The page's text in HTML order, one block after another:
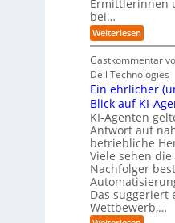
e
-
H
e
r
s
t
e
l
l
e
r
n
r
o
j
e
k
t
e
i
n
d
e
r
I
n
d
u
s
t
b
e
r
r
s
i
k
o
,
w
a
c
h
s
e
n
d
e
e
n
f
ü
r
I
n
d
u
s
t
r
i
e
r
o
b
o
Ermittlerinnen
bei…
Weiterlesen:
E
n
3
D
-
Z
w
i
l
l
i
n
g
f
ü
Gastkommentar
Dell Technologies
Ein ehrlicher
Blick auf KI-
KI-Agenten
Antwort auf
betriebliche
Viele sehen die
Nachfolger
Das suggeriert
Wettbewerb,…